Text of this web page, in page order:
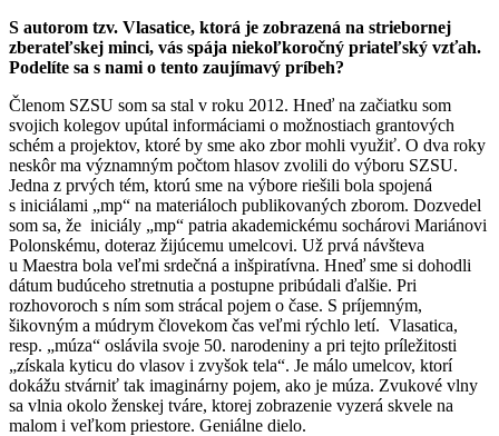
S autorom tzv. Vlasatice, ktorá je zobrazená na striebornej
zberateľskej minci, vás spája niekoľkoročný priateľský vzťah.
Podelíte sa s nami o tento zaujímavý príbeh?
Členom SZSU som sa stal v roku 2012. Hneď na začiatku som
svojich kolegov upútal informáciami o možnostiach grantových
schém a projektov, ktoré by sme ako zbor mohli využiť. O dva roky
neskôr ma významným počtom hlasov zvolili do výboru SZSU.
Jedna z prvých tém, ktorú sme na výbore riešili bola spojená
s iniciálami „mp“ na materiáloch publikovaných zborom. Dozvedel
som sa, že iniciály „mp“ patria akademickému sochárovi Mariánovi
Polonskému, doteraz žijúcemu umelcovi. Už prvá návšteva
u Maestra bola veľmi srdečná a inšpiratívna. Hneď sme si dohodli
dátum budúceho stretnutia a postupne pribúdali ďalšie. Pri
rozhovoroch s ním som strácal pojem o čase. S príjemným,
šikovným a múdrym človekom čas veľmi rýchlo letí. Vlasatica,
resp. „múza“ oslávila svoje 50. narodeniny a pri tejto príležitosti
„získala kyticu do vlasov i zvyšok tela“. Je málo umelcov, ktorí
dokážu stvárniť tak imaginárny pojem, ako je múza. Zvukové vlny
sa vlnia okolo ženskej tváre, ktorej zobrazenie vyzerá skvele na
malom i veľkom priestore. Geniálne dielo.